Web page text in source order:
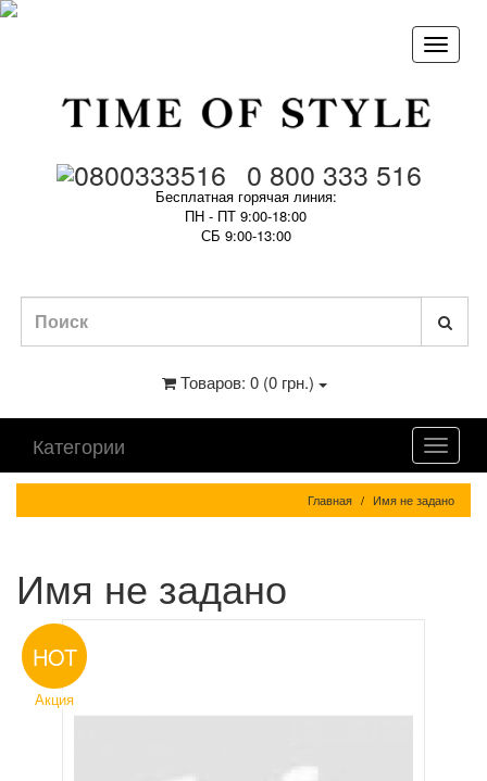
0 800 333 516
Бесплатная горячая линия:
ПН - ПТ 9:00-18:00
СБ 9:00-13:00
Товаров: 0 (0 грн.)
Категории
Главная Имя не задано
Имя не задано
HOT
Акция